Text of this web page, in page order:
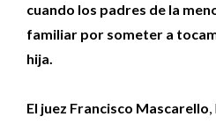
cuando los padres de la
familiar por someter a
hija.
El juez Francisco Mascarello